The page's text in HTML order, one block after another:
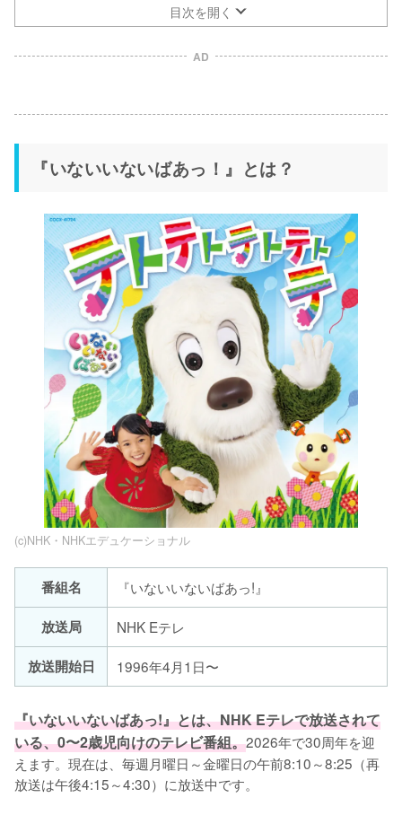
目次を開く
AD
『いないいないばあっ！』とは？
(c)NHK・NHKエデュケーショナル
番組名
『いないいないばあっ!』
放送局
NHK Eテレ
放送開始日
1996年4月1日〜
『いないいないばあっ!』とは、NHK Eテレで放送されて
いる、0〜2歳児向けのテレビ番組。2026年で30周年を迎
えます。現在は、毎週月曜日～金曜日の午前8:10～8:25（再
放送は午後4:15～4:30）に放送中です。